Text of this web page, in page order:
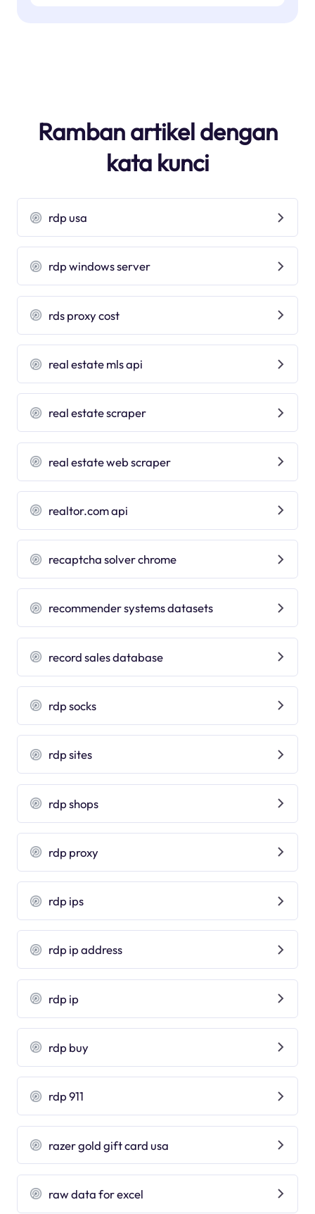
Ramban artikel dengan
kata kunci
rdp usa
rdp windows server
rds proxy cost
real estate mls api
real estate scraper
real estate web scraper
realtor.com api
recaptcha solver chrome
recommender systems datasets
record sales database
rdp socks
rdp sites
rdp shops
rdp proxy
rdp ips
rdp ip address
rdp ip
rdp buy
rdp 911
razer gold gift card usa
raw data for excel